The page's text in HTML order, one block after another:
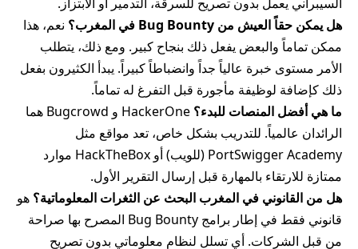
السيبراني يعمل بدون تصريح للسرقة، التدمير أو الابتزاز.
هل يمكن حقاً العيش من Bug Bounty في المغرب؟
نعم، هذا
ممكن تماماً والبعض يفعل ذلك بنجاح كبير. ومع ذلك، يتطلب
الأمر مستوى خبرة عالياً جداً وانضباطاً كبيراً. يبدأ الكثيرون بفعل
ذلك كإضافة لوظيفة مأجورة قبل التفرغ له تماماً.
ما هي أفضل المنصات للبدء؟
HackerOne و Bugcrowd هما
الرائدان عالمياً. للتدريب بشكل خاص، تعد مواقع مثل
PortSwigger Academy (للويب) أو HackTheBox موارد
ممتازة للارتقاء بالمهارة قبل إرسال التقرير الأول.
هل من القانوني في المغرب البحث عن الثغرات المعلوماتية؟ هو
قانوني فقط في إطار برامج Bug Bounty المصرح بها صراحة
من قبل الشركات. أي تسلل لنظام معلوماتي بدون تصريح